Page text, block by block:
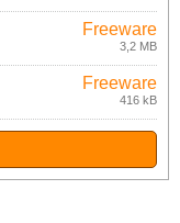
Freeware
3,2 MB
Freeware
416 kB